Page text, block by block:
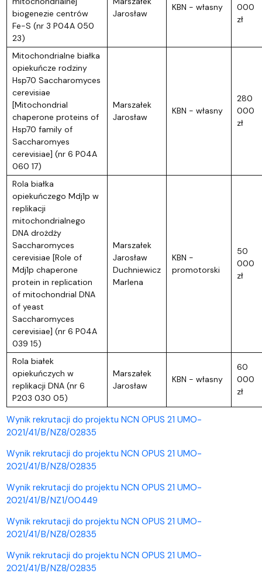
biogenezie centrów
Fe-S (nr 3 P04A 050
23)
Jarosław
KBN - własny
000
zł
Mitochondrialne białka
opiekuńcze rodziny
Hsp70 Saccharomyces
cerevisiae
[Mitochondrial
chaperone proteins of
Hsp70 family of
Saccharomyes
cerevisiae] (nr 6 P04A
060 17)
Marszałek
Jarosław
KBN - własny
280
000
zł
Rola białka
opiekuńczego Mdj1p w
replikacji
mitochondrialnego
DNA drożdży
Saccharomyces
cerevisiae [Role of
Mdj1p chaperone
protein in replication
of mitochondrial DNA
of yeast
Saccharomyces
cerevisiae] (nr 6 P04A
039 15)
Marszałek
Jarosław
Duchniewicz
Marlena
KBN -
promotorski
50
000
zł
Rola białek
opiekuńczych w
replikacji DNA (nr 6
P203 030 05)
Marszałek
Jarosław
KBN - własny
60
000
zł
Wynik rekrutacji do projektu NCN OPUS 21 UMO-
2021/41/B/NZ8/02835
Wynik rekrutacji do projektu NCN OPUS 21 UMO-
2021/41/B/NZ8/02835
Wynik rekrutacji do projektu NCN OPUS 21 UMO-
2021/41/B/NZ1/00449
Wynik rekrutacji do projektu NCN OPUS 21 UMO-
2021/41/B/NZ8/02835
Wynik rekrutacji do projektu NCN OPUS 21 UMO-
2021/41/B/NZ8/02835